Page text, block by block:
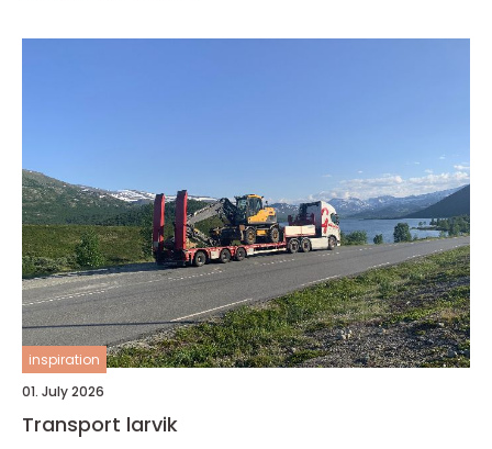
inspiration
01. July 2026
Transport larvik